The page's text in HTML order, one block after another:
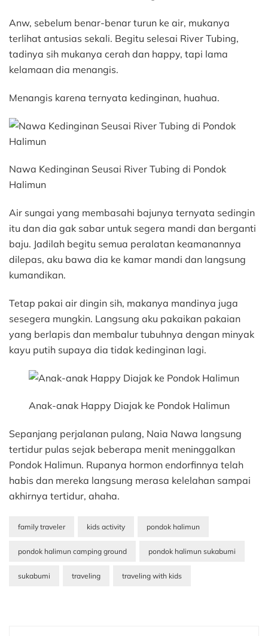
Anw, sebelum benar-benar turun ke air, mukanya
terlihat antusias sekali. Begitu selesai River Tubing,
tadinya sih mukanya cerah dan happy, tapi lama
kelamaan dia menangis.
Menangis karena ternyata kedinginan, huahua.
Nawa Kedinginan Seusai River Tubing di Pondok
Halimun
Air sungai yang membasahi bajunya ternyata sedingin
itu dan dia gak sabar untuk segera mandi dan berganti
baju. Jadilah begitu semua peralatan keamanannya
dilepas, aku bawa dia ke kamar mandi dan langsung
kumandikan.
Tetap pakai air dingin sih, makanya mandinya juga
sesegera mungkin. Langsung aku pakaikan pakaian
yang berlapis dan membalur tubuhnya dengan minyak
kayu putih supaya dia tidak kedinginan lagi.
Anak-anak Happy Diajak ke Pondok Halimun
Sepanjang perjalanan pulang, Naia Nawa langsung
tertidur pulas sejak beberapa menit meninggalkan
Pondok Halimun. Rupanya hormon endorfinnya telah
habis dan mereka langsung merasa kelelahan sampai
akhirnya tertidur, ahaha.
family traveler kids activity pondok halimun
pondok halimun camping ground pondok halimun sukabumi
sukabumi traveling traveling with kids